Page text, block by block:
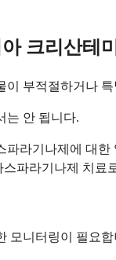
크리산테
이 부적절하거나
는 안 됩니다.
라기나제에 대한
파라기나제 치료
모니터링이 필요합